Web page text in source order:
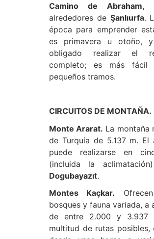
Camino de Abraham,
alrededores de Şanlıurfa.
época para emprender
es primavera u otoño,
obligado realizar el
completo; es más fácil
pequeños tramos.
CIRCUITOS DE MONTAÑA.
Monte Ararat. La montaña
de Turquía de 5.137 m. El
puede realizarse en
(incluida la
Dogubayazıt.
Montes Kaçkar.
bosques y fauna variada, a
de entre 2.000 y 3.937
multitud de rutas posibles,